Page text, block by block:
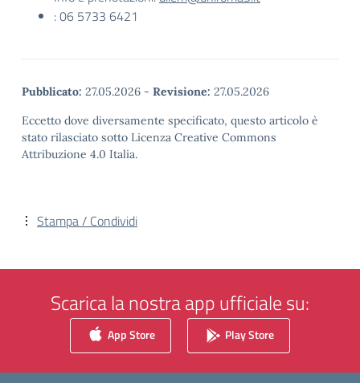
: 06 5733 6421
Pubblicato: 27.05.2026 - Revisione: 27.05.2026
Eccetto dove diversamente specificato, questo articolo è
stato rilasciato sotto Licenza Creative Commons
Attribuzione 4.0 Italia.
Stampa / Condividi
Scarica la nostra app ufficiale su:
App Store Play Store